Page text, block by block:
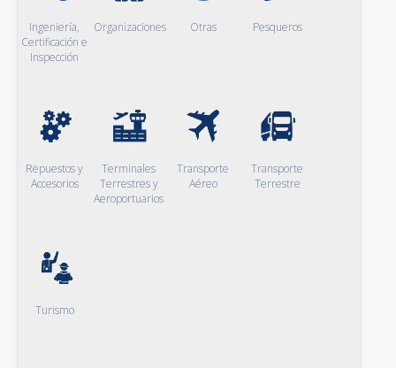
Ingeniería,
Certificación e
Inspección
Organizaciones Otras Pesqueros
Repuestos y
Accesorios
Terminales
Terrestres y
Aeroportuarios
Transporte
Aéreo
Transporte
Terrestre
Turismo